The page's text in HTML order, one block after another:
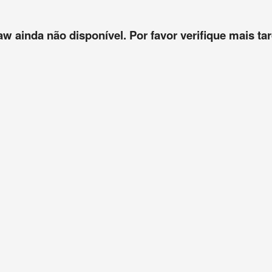
ainda não disponível. Por favor verifique mais